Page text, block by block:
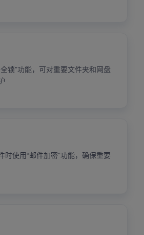
锁”功能，可对重要文件夹和网盘
时使用“邮件加密”功能，确保重要